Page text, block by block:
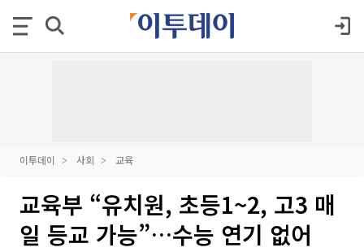
이투데이 사회 교육
교육부 “유치원, 초등1~2, 고3 매
일 등교 가능”…수능 연기 없어